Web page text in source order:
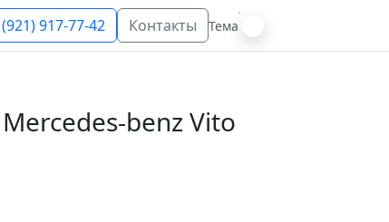
917-77-42 Контакты Тема
benz Vito